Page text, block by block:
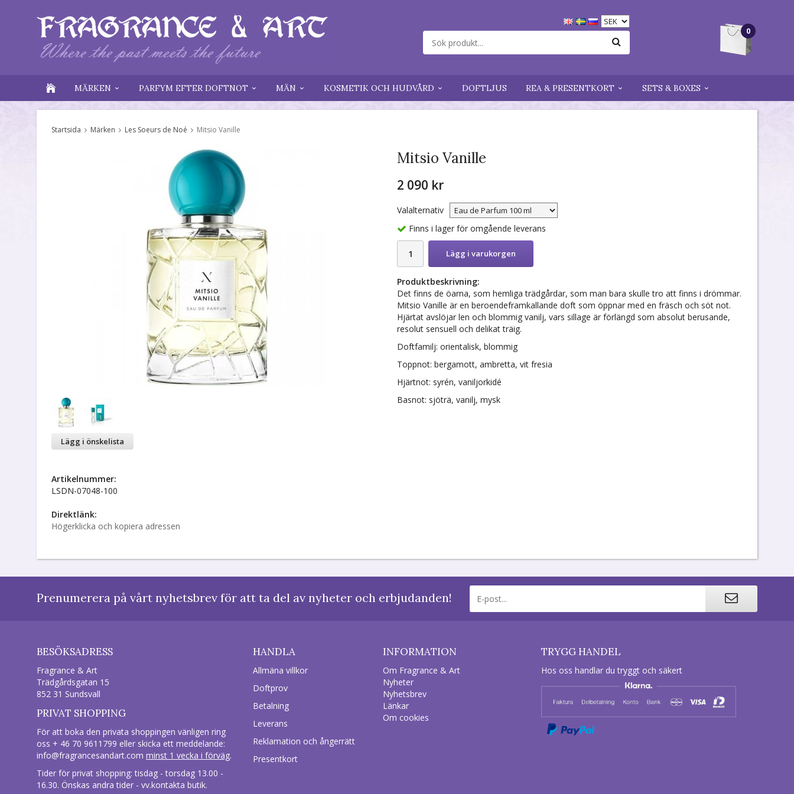
0
MÄRKEN PARFYM EFTER DOFTNOT MÄN KOSMETIK OCH HUDVÅRD DOFTLJUS REA & PRESENTKORT SETS & BOXES
Startsida Märken Les Soeurs de Noé Mitsio Vanille
Mitsio Vanille
2 090 kr
Valalternativ
Finns i lager för omgående leverans
Lägg i varukorgen
Produktbeskrivning:
Det finns de öarna, som hemliga trädgårdar, som man bara skulle tro att finns i drömmar.
Mitsio Vanille är en beroendeframkallande doft som öppnar med en fräsch och söt not.
Hjärtat avslöjar len och blommig vanilj, vars sillage är förlängd som absolut berusande,
resolut sensuell och delikat träig.
Doftfamilj: orientalisk, blommig
Toppnot: bergamott, ambretta, vit fresia
Hjärtnot: syrén, vaniljorkidé
Basnot: sjöträ, vanilj, mysk
Lägg i önskelista
Artikelnummer:
LSDN-07048-100
Direktlänk:
Högerklicka och kopiera adressen
Prenumerera på vårt nyhetsbrev för att ta del av nyheter och erbjudanden!
BESÖKSADRESS
Fragrance & Art
Trädgårdsgatan 15
852 31 Sundsvall
PRIVAT SHOPPING
För att boka den privata shoppingen vänligen ring
oss + 46 70 9611799 eller skicka ett meddelande:
info@fragrancesandart.com minst 1 vecka i förväg.
Tider för privat shopping: tisdag - torsdag 13.00 -
16.30. Önskas andra tider - vv.kontakta butik.
HANDLA
Allmäna villkor
Doftprov
Betalning
Leverans
Reklamation och ångerrätt
Presentkort
INFORMATION
Om Fragrance & Art
Nyheter
Nyhetsbrev
Länkar
Om cookies
TRYGG HANDEL
Hos oss handlar du tryggt och säkert